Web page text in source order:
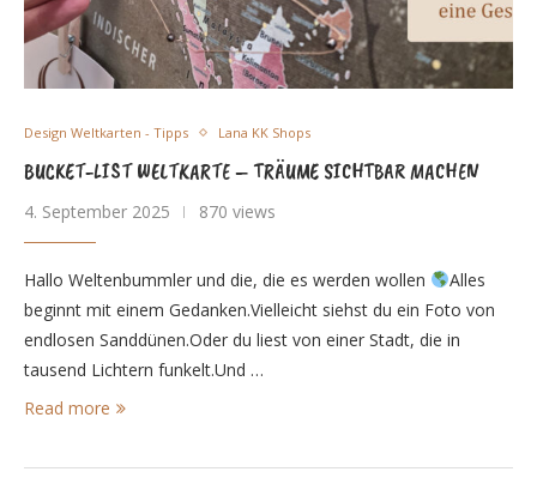
Design Weltkarten - Tipps Lana KK Shops
BUCKET-LIST WELTKARTE – TRÄUME SICHTBAR MACHEN
4. September 2025 870 views
Hallo Weltenbummler und die, die es werden wollen
Alles
beginnt mit einem Gedanken.Vielleicht siehst du ein Foto von
endlosen Sanddünen.Oder du liest von einer Stadt, die in
tausend Lichtern funkelt.Und …
Read more